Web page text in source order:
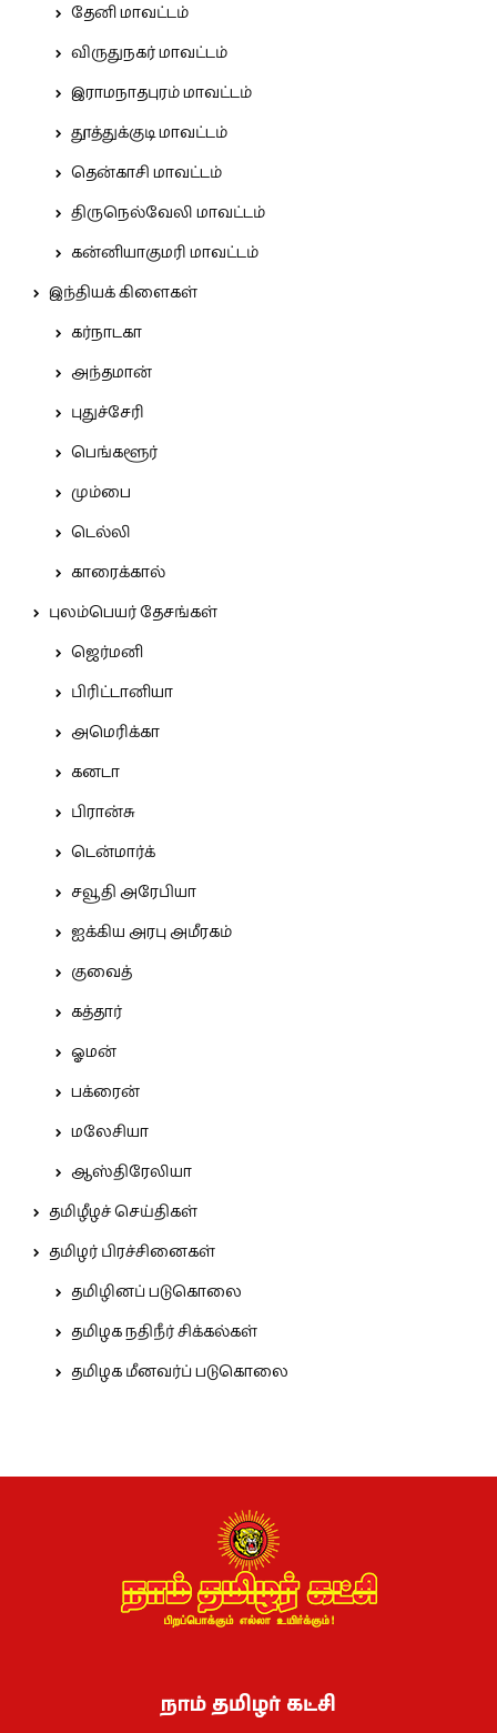
தேனி மாவட்டம்
விருதுநகர் மாவட்டம்
இராமநாதபுரம் மாவட்டம்
தூத்துக்குடி மாவட்டம்
தென்காசி மாவட்டம்
திருநெல்வேலி மாவட்டம்
கன்னியாகுமரி மாவட்டம்
இந்தியக் கிளைகள்
கர்நாடகா
அந்தமான்
புதுச்சேரி
பெங்களூர்
மும்பை
டெல்லி
காரைக்கால்
புலம்பெயர் தேசங்கள்
ஜெர்மனி
பிரிட்டானியா
அமெரிக்கா
கனடா
பிரான்சு
டென்மார்க்
சவூதி அரேபியா
ஐக்கிய அரபு அமீரகம்
குவைத்
கத்தார்
ஓமன்
பக்ரைன்
மலேசியா
ஆஸ்திரேலியா
தமிழீழச் செய்திகள்
தமிழர் பிரச்சினைகள்
தமிழினப் படுகொலை
தமிழக நதிநீர் சிக்கல்கள்
தமிழக மீனவர்ப் படுகொலை
நாம் தமிழர் கட்சி